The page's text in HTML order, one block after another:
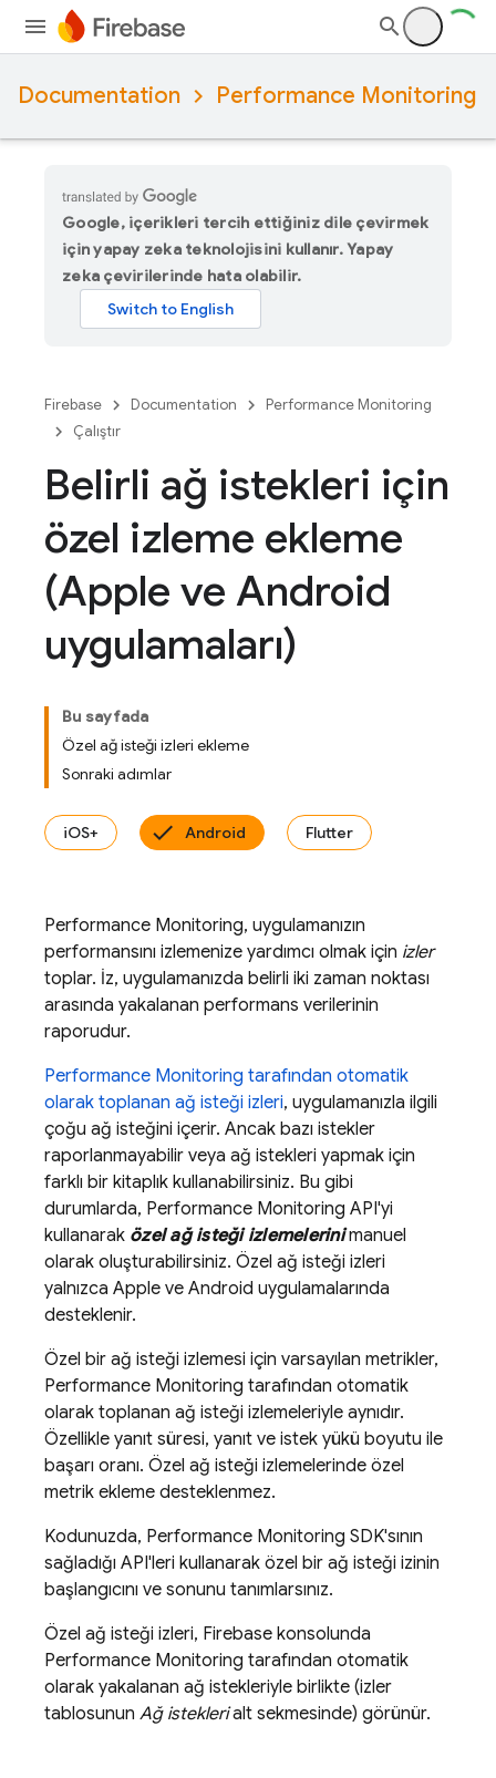
Documentation Performance Monitoring
Google, içerikleri tercih ettiğiniz dile çevirmek
için yapay zeka teknolojisini kullanır. Yapay
zeka çevirilerinde hata olabilir.
Firebase Documentation
Performance Monitoring
Çalıştır
Belirli ağ istekleri için
özel izleme ekleme
(Apple ve Android
uygulamaları)
Bu sayfada
Özel ağ isteği izleri ekleme
Sonraki adımlar
iOS+ Android Flutter
Performance Monitoring, uygulamanızın
performansını izlemenize yardımcı olmak için izler
toplar. İz, uygulamanızda belirli iki zaman noktası
arasında yakalanan performans verilerinin
raporudur.
Performance Monitoring tarafından otomatik
olarak toplanan ağ isteği izleri, uygulamanızla ilgili
çoğu ağ isteğini içerir. Ancak bazı istekler
raporlanmayabilir veya ağ istekleri yapmak için
farklı bir kitaplık kullanabilirsiniz. Bu gibi
durumlarda, Performance Monitoring API'yi
kullanarak özel ağ isteği izlemelerinimanuel
olarak oluşturabilirsiniz. Özel ağ isteği izleri
yalnızca Apple ve Android uygulamalarında
desteklenir.
Özel bir ağ isteği izlemesi için varsayılan metrikler,
Performance Monitoring tarafından otomatik
olarak toplanan ağ isteği izlemeleriyle aynıdır.
Özellikle yanıt süresi, yanıt ve istek yükü boyutu ile
başarı oranı. Özel ağ isteği izlemelerinde özel
metrik ekleme desteklenmez.
Kodunuzda, Performance Monitoring SDK'sının
sağladığı API'leri kullanarak özel bir ağ isteği izinin
başlangıcını ve sonunu tanımlarsınız.
Özel ağ isteği izleri, Firebase konsolunda
Performance Monitoring tarafından otomatik
olarak yakalanan ağ istekleriyle birlikte (izler
tablosunun Ağ isteklerialt sekmesinde) görünür.